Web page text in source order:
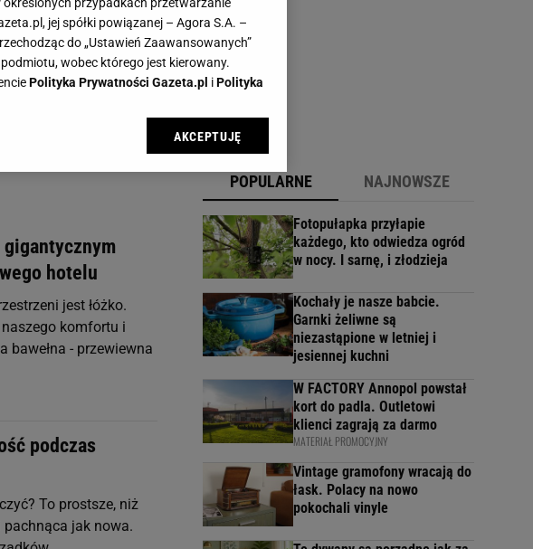
gigantycznym
hotelu
jest łóżko.
komfortu i
bawełna - przewiewna
podczas
To prostsze, niż
pachnąca jak nowa.
POPULARNE NAJNOWSZE
Fotopułapka przyłapie
każdego, kto odwiedza ogród
w nocy. I sarnę, i złodzieja
Kochały je nasze babcie.
Garnki żeliwne są
niezastąpione w letniej i
jesiennej kuchni
W FACTORY Annopol powstał
kort do padla. Outletowi
klienci zagrają za darmo
MATERIAŁ PROMOCYJNY
Vintage gramofony wracają do
łask. Polacy na nowo
pokochali vinyle
jej spółki powiązanej – Agora S.A. –
do „Ustawień Zaawansowanych”
wobec którego jest kierowany.
Polityka Prywatności Gazeta.pl iPolityka
plików cookie Gazeta.pl sp. z o.o., jej
dot. przetwarzania danych poprzez
Zaawansowanych”. Zmiana ustawień
następujących celach:
urządzenia do celów identyfikacji.
reklamy i treści, pomiar reklam i treści,
AKCEPTUJĘ